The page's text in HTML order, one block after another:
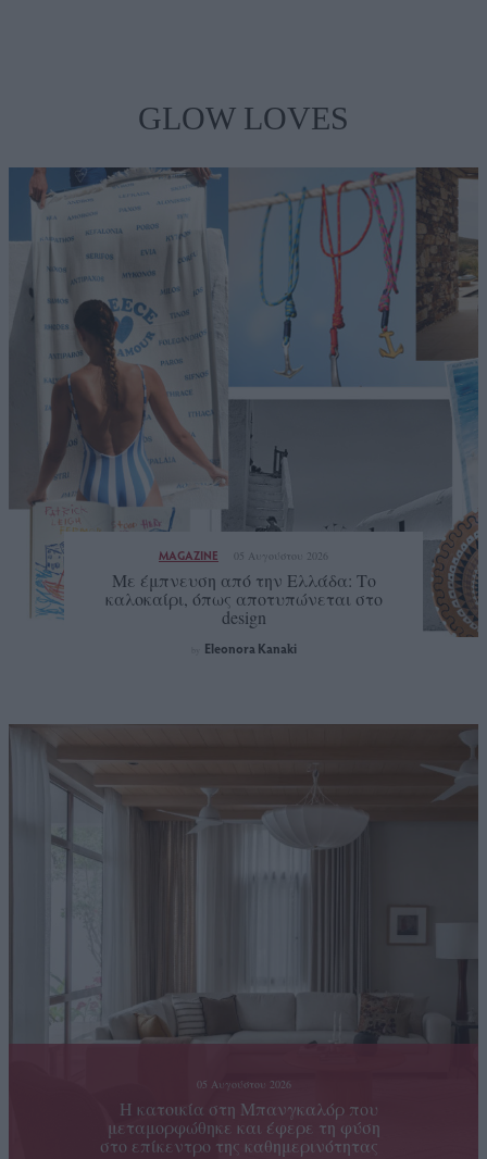
GLOW LOVES
MAGAZINE 05 Αυγούστου 2026
Με έμπνευση από την Ελλάδα: Το
καλοκαίρι, όπως αποτυπώνεται στο
design
Eleonora Kanaki
05 Αυγούστου 2026
H κατοικία στη Μπανγκαλόρ που
μεταμορφώθηκε και έφερε τη φύση
στο επίκεντρο της καθημερινότητας